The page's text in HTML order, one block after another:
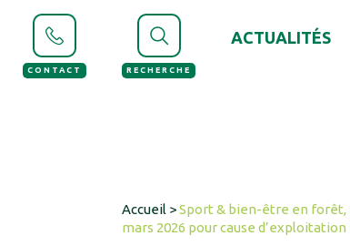
CONTACT RECHERCHE
ACTUALITÉS
Accueil >Sport & bien-être en
mars 2026 pour cause
Panneau de gestion des cookies